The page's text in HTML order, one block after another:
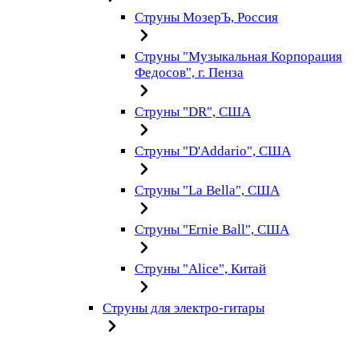
Струны МозерЪ, Россия
Струны "Музыкальная Корпорация
Федосов", г. Пенза
Струны "DR", США
Струны "D'Addario", США
Струны "La Bella", США
Струны "Ernie Ball", США
Струны "Alice", Китай
Струны для электро-гитары